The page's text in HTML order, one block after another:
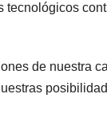
de nuestra